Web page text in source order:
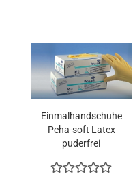
Einmalhandschuhe
Peha-soft Latex
puderfrei